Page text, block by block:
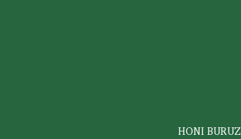
HONI BURUZ